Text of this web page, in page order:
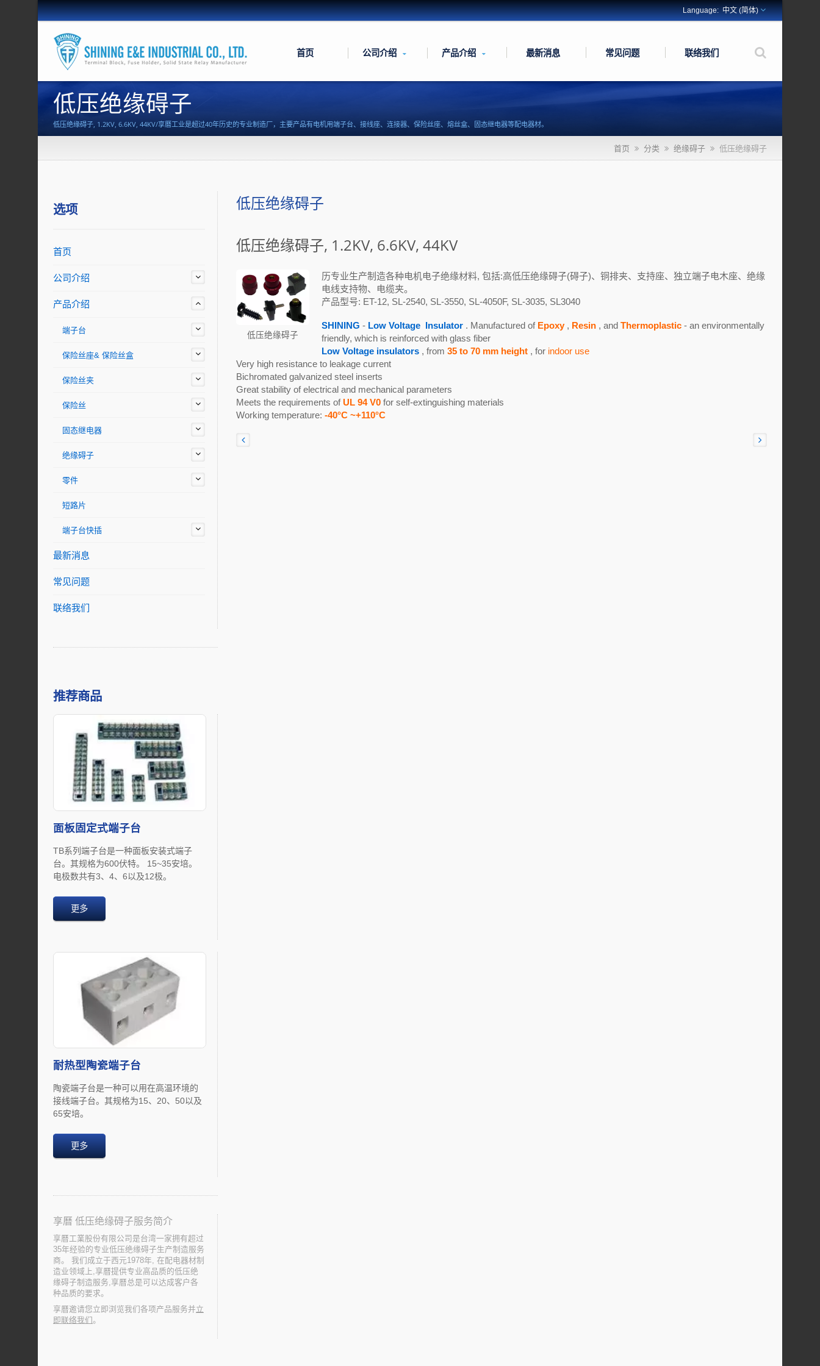
中文 (简体)
首页 公司介绍 产品介绍 最新消息 常见问题 联络我们
低压绝缘碍子
低压绝缘碍子, 1.2KV, 6.6KV, 44KV/享曆工业是超过40年历史的专业制造厂，主要产品有电机用端子台、接线座、连接器、保险丝座、熔丝盒、固态继电器等配电器材。
首页 分类 绝缘碍子 低压绝缘碍子
选项
首页
公司介绍
产品介绍
端子台
保险丝座& 保险丝盒
保险丝夹
保险丝
固态继电器
绝缘碍子
零件
短路片
端子台快插
最新消息
常见问题
联络我们
推荐商品
面板固定式端子台
TB系列端子台是一种面板安装式端子
台。其规格为600伏特。 15~35安培。
电极数共有3、4、6以及12极。
更多
耐热型陶瓷端子台
陶瓷端子台是一种可以用在高温环境的
接线端子台。其规格为15、20、50以及
65安培。
更多
享曆 低压绝缘碍子服务简介
享曆工業股份有限公司是台湾一家拥有超过
35年经验的专业低压绝缘碍子生产制造服务
商。 我们成立于西元1978年, 在配电器材制
造业领域上,享曆提供专业高品质的低压绝
缘碍子制造服务,享曆总是可以达成客户各
种品质的要求。
享曆邀请您立即浏览我们各项产品服务并立
即联络我们。
低压绝缘碍子
低压绝缘碍子, 1.2KV, 6.6KV, 44KV
低压绝缘碍子
历专业生产制造各种电机电子绝缘材料, 包括:高低压绝缘碍子(碍子)、铜排夹、支持座、独立端子电木座、绝缘
电线支持物、电缆夹。
产品型号: ET-12, SL-2540, SL-3550, SL-4050F, SL-3035, SL3040
SHINING - Low Voltage Insulator . Manufactured ofEpoxy, Resin , and Thermoplastic - an environmentally
friendly, which is reinforced with glass fiber
Low Voltage insulators , from 35 to 70 mm height , for indoor use
Very high resistance to leakage current
Bichromated galvanized steel inserts
Great stability of electrical and mechanical parameters
Meets the requirements ofUL 94 V0 for self-extinguishing materials
Working temperature: -40°C ~+110°C